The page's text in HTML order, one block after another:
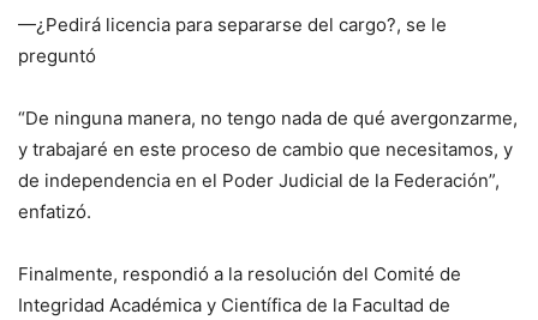
—¿Pedirá licencia para separarse del cargo?, se le
preguntó
“De ninguna manera, no tengo nada de qué avergonzarme,
y trabajaré en este proceso de cambio que necesitamos, y
de independencia en el Poder Judicial de la Federación”,
enfatizó.
Finalmente, respondió a la resolución del Comité de
Integridad Académica y Científica de la Facultad de